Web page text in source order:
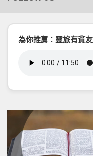
為你推薦：靈旅有貧友